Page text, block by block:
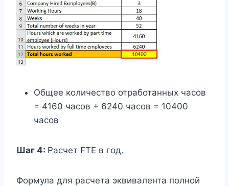
Общее количество отработанных часов
= 4160 часов + 6240 часов = 10400
часов
Шаг 4: Расчет FTE в год.
Формула для расчета эквивалента полной